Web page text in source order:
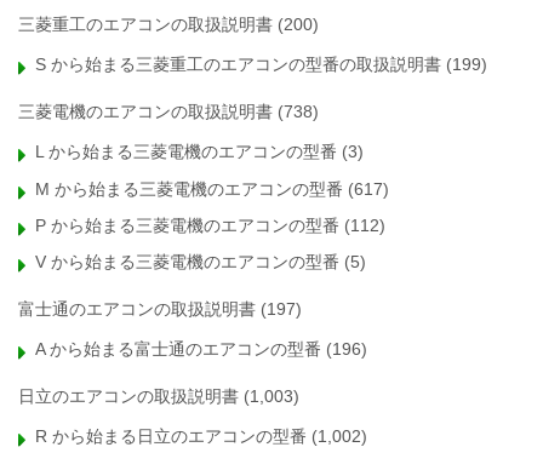
三菱重工のエアコンの取扱説明書 (200)
S から始まる三菱重工のエアコンの型番の取扱説明書 (199)
三菱電機のエアコンの取扱説明書 (738)
L から始まる三菱電機のエアコンの型番 (3)
M から始まる三菱電機のエアコンの型番 (617)
P から始まる三菱電機のエアコンの型番 (112)
V から始まる三菱電機のエアコンの型番 (5)
富士通のエアコンの取扱説明書 (197)
A から始まる富士通のエアコンの型番 (196)
日立のエアコンの取扱説明書 (1,003)
R から始まる日立のエアコンの型番 (1,002)